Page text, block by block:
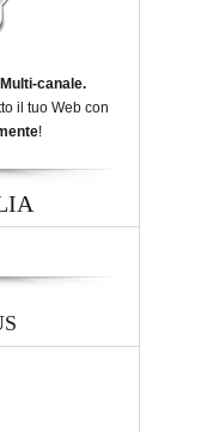
canale.
il tuo Web con
!